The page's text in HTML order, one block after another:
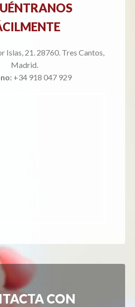
Islas, 21. 28760. Tres Cantos,
Madrid.
+34 918 047 929
CON